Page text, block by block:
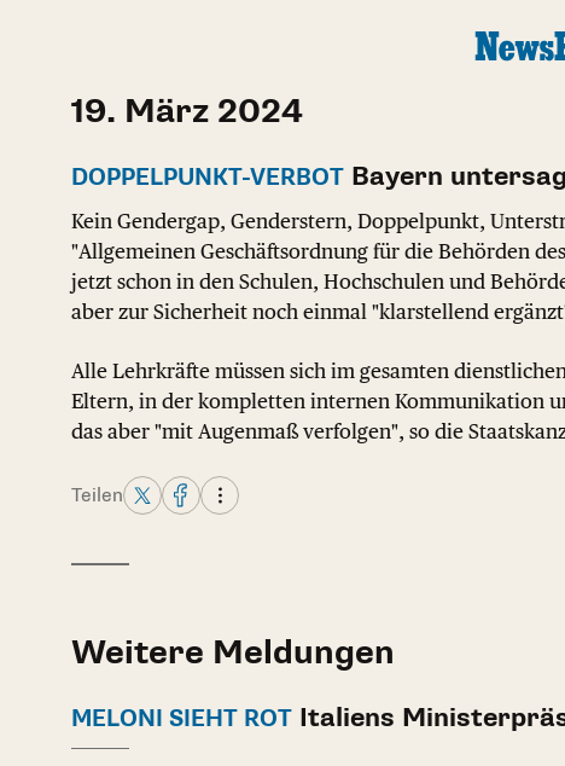
19. März 2024
DOPPELPUNKT-VERBOT Bayern
Kein Gendergap, Genderstern, Doppelpunkt,
"Allgemeinen Geschäftsordnung für die Behörden
jetzt schon in den Schulen, Hochschulen und
aber zur Sicherheit noch einmal "klarstellend
Alle Lehrkräfte müssen sich im gesamten
Eltern, in der kompletten internen Kommunikation
das aber "mit Augenmaß verfolgen", so die
Teilen
Weitere Meldungen
MELONI SIEHT ROT Italiens